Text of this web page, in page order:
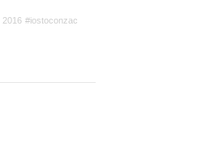
2016 #iostoconzac